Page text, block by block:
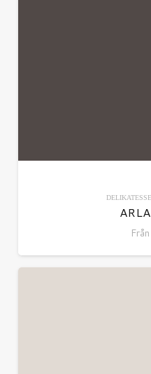
Från